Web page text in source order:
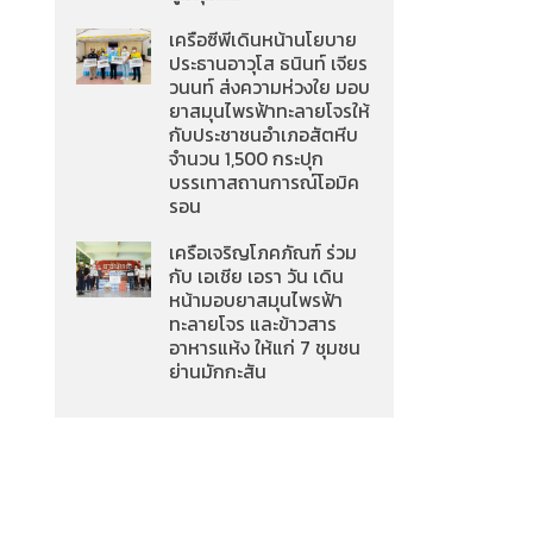
เครือซีพีเดินหน้านโยบาย
ประธานอาวุโส ธนินท์ เจียร
วนนท์ ส่งความห่วงใย มอบ
ยาสมุนไพรฟ้าทะลายโจรให้
กับประชาชนอำเภอสัตหีบ
จำนวน 1,500 กระปุก
บรรเทาสถานการณ์โอมิค
รอน
เครือเจริญโภคภัณฑ์ ร่วม
กับ เอเชีย เอรา วัน เดิน
หน้ามอบยาสมุนไพรฟ้า
ทะลายโจร และข้าวสาร
อาหารแห้ง ให้แก่ 7 ชุมชน
ย่านมักกะสัน